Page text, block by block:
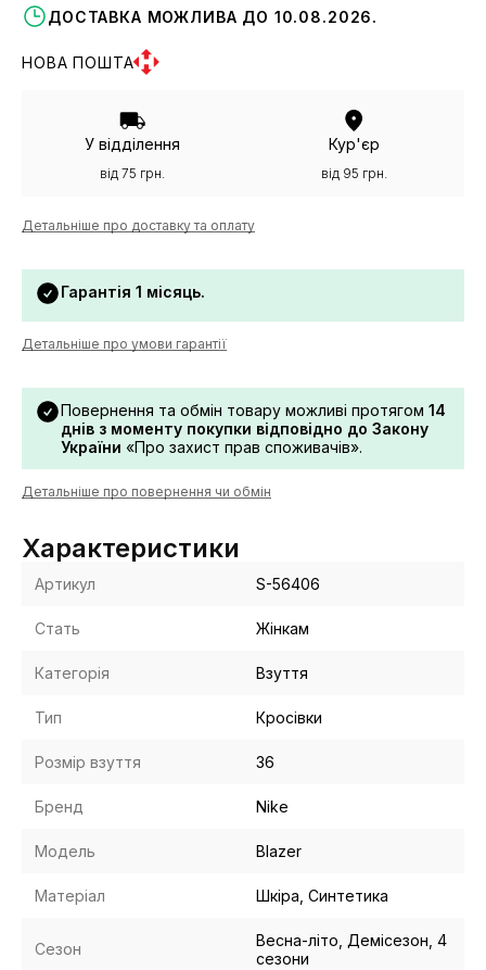
ДОСТАВКА МОЖЛИВА ДО 10.08.2026.
НОВА ПОШТА
У відділення
від 75 грн.
Кур'єр
від 95 грн.
Детальніше про доставку та оплату
Гарантія 1 місяць.
Детальніше про умови гарантії
Повернення та обмін товару можливі протягом 14
днів з моменту покупки відповідно до Закону
України «Про захист прав споживачів».
Детальніше про повернення чи обмін
Характеристики
Артикул S-56406
Стать Жінкам
Категорія Взуття
Тип Кросівки
Розмір взуття 36
Бренд Nike
Модель Blazer
Матеріал Шкіра, Синтетика
Сезон
Весна-літо, Демісезон, 4
сезони